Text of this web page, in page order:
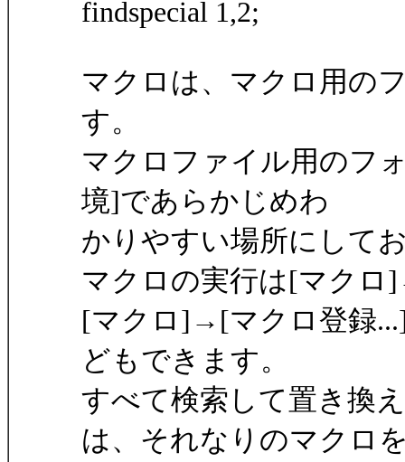
findspecial 1,2;
マクロは、マクロ用の
す。
マクロファイル用のフ
境]であらかじめわ
かりやすい場所にして
マクロの実行は[マク
[マクロ]→[マクロ登録
どもできます。
すべて検索して置き換
は、それなりのマクロ